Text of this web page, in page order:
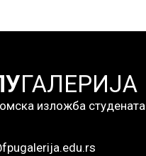
ГАЛЕРИЈА
изложба студената